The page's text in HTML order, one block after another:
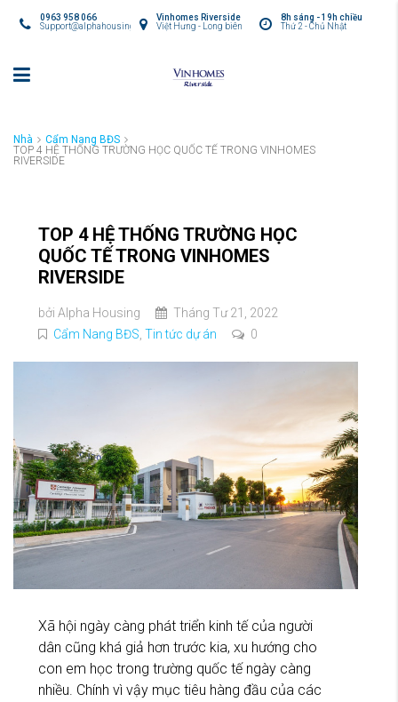
8h sáng - 19h chiều
Thứ 2 - Chủ Nhật
Vinhomes Riverside
Việt Hưng - Long biên
0963 958 066
Support@alphahousing.vn
Nhà
Cẩm Nang BĐS
TOP 4 HỆ THỐNG TRƯỜNG HỌC QUỐC TẾ TRONG VINHOMES
RIVERSIDE
TOP 4 HỆ THỐNG TRƯỜNG HỌC
QUỐC TẾ TRONG VINHOMES
RIVERSIDE
bởi Alpha Housing
Tháng Tư 21, 2022
Cẩm Nang BĐS Tin tức dự án 0
Xã hội ngày càng phát triển kinh tế của người
dân cũng khá giả hơn trước kia, xu hướng cho
con em học trong trường quốc tế ngày càng
nhiều. Chính vì vậy mục tiêu hàng đầu của các